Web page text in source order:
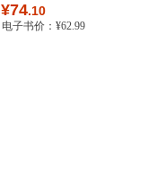
¥74.10
电子书价： ¥62.99